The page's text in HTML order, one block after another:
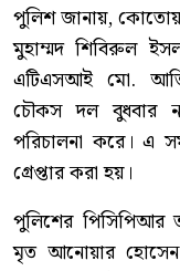
পুলিশ জানায়,
মুহাম্মদ শিবিরুল
এটিএসআই মো.
চৌকস দল বুধবার
পরিচালনা করে। এ
গ্রেপ্তার করা হয়।
পুলিশের পিসিপিআর
মৃত আনোয়ার হোসেন